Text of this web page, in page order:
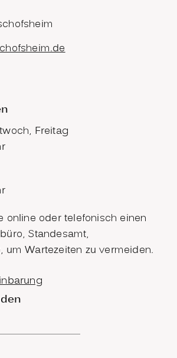
Freitag
online oder telefonisch einen
Standesamt,
um Wartezeiten zu vermeiden.